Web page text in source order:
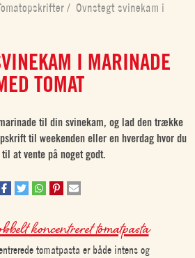
/ Ovnstegt svinekam i
I MARINADE
TOMAT
til din svinekam, og lad den trække
til weekenden eller en hverdag hvor du
at vente på noget godt.
koncentreret tomatpasta
tomatpasta er både intens og